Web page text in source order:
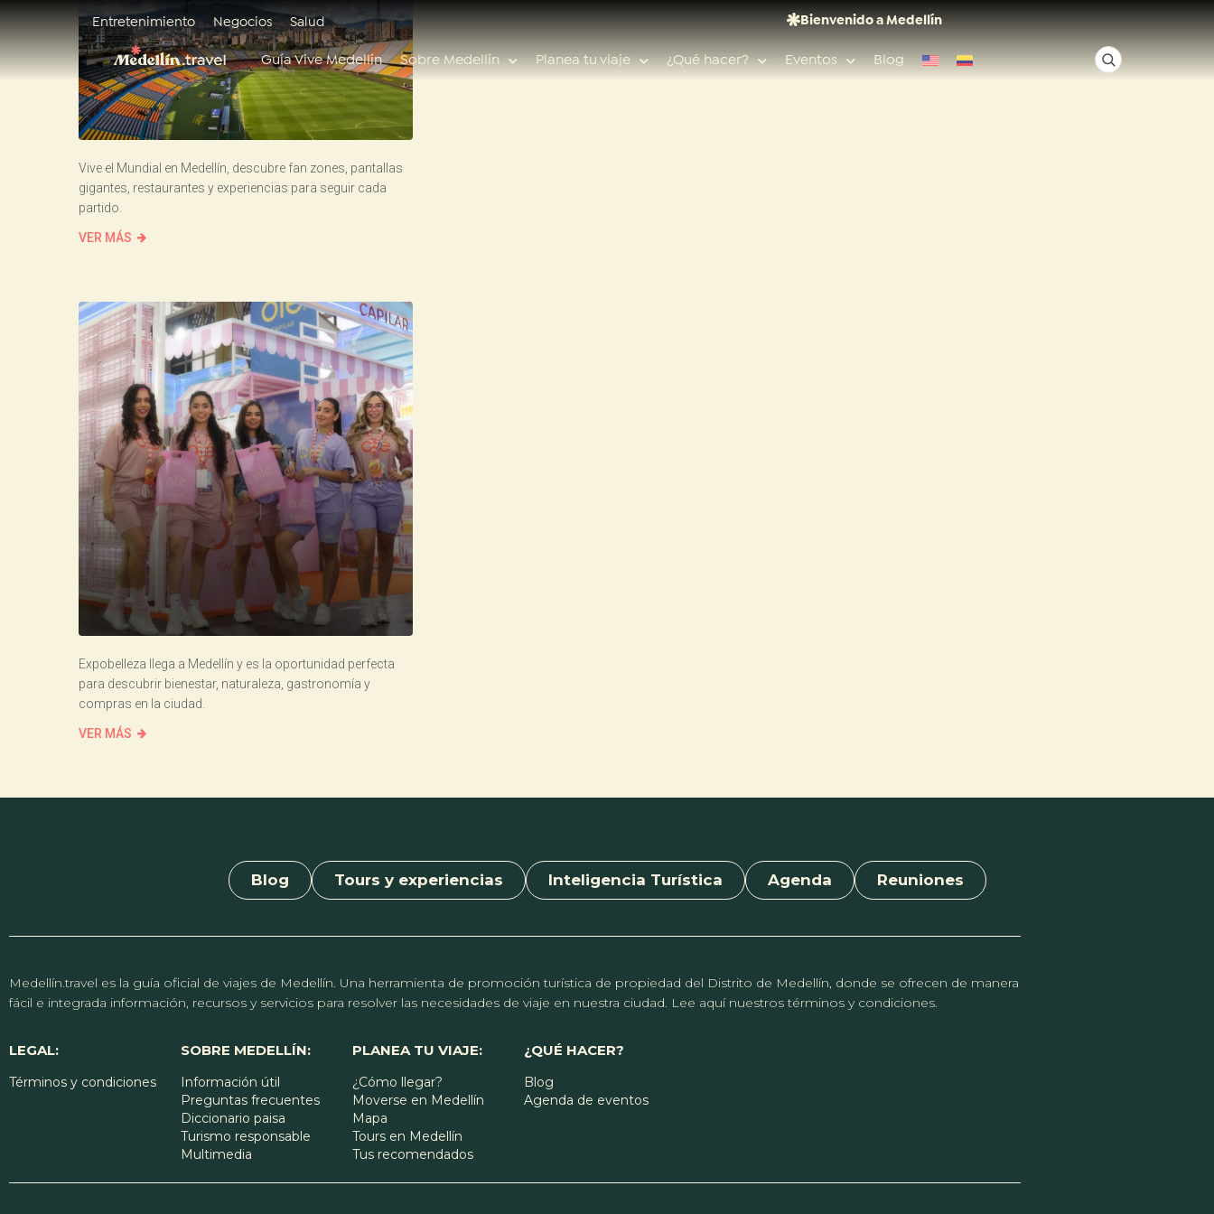
Entretenimiento Negocios Salud Bienvenido a Medellín
Guía Vive Medellín Sobre Medellín Planea tu viaje ¿Qué hacer? Eventos Blog
Vive el Mundial en Medellín, descubre fan zones, pantallas
gigantes, restaurantes y experiencias para seguir cada
partido.
VER MÁS
Expobelleza llega a Medellín y es la oportunidad perfecta
para descubrir bienestar, naturaleza, gastronomía y
compras en la ciudad.
VER MÁS
Blog Tours y experiencias Inteligencia Turística Agenda Reuniones
Medellín.travel es la guía oficial de viajes de Medellín. Una herramienta de promoción turística de propiedad del Distrito de Medellín, donde se ofrecen de manera
fácil e integrada información, recursos y servicios para resolver las necesidades de viaje en nuestra ciudad. Lee aquí nuestros términos y condiciones.
LEGAL:
Términos y condiciones
SOBRE MEDELLÍN:
Información útil
Preguntas frecuentes
Diccionario paisa
Turismo responsable
Multimedia
PLANEA TU VIAJE:
¿Cómo llegar?
Moverse en Medellín
Mapa
Tours en Medellín
Tus recomendados
¿QUÉ HACER?
Blog
Agenda de eventos